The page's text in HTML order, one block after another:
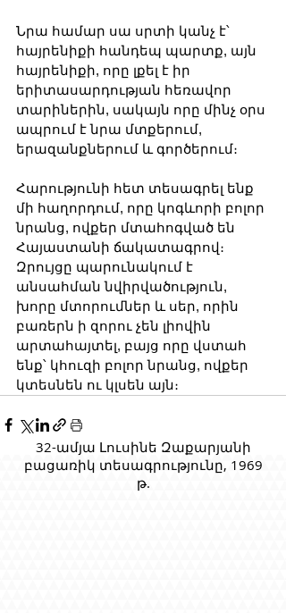
Նրա համար սա սրտի կանչ է՝
հայրենիքի հանդեպ պարտք, այն
հայրենիքի, որը լքել է իր
երիտասարդության հեռավոր
տարիներին, սակայն որը մինչ օրս
ապրում է նրա մտքերում,
երազանքներում և գործերում։
Հարությունի հետ տեսագրել ենք
մի հաղորդում, որը կոգևորի բոլոր
նրանց, ովքեր մտահոգված են
Հայաստանի ճակատագրով։
Զրույցը պարունակում է
անսահման նվիրվածություն,
խորը մտորումներ և սեր, որին
բառերն ի զորու չեն լիովին
արտահայտել, բայց որը վստահ
ենք՝ կհուզի բոլոր նրանց, ովքեր
կտեսնեն ու կլսեն այն։
32-ամյա Լուսինե Զաքարյանի
բացառիկ տեսագրությունը, 1969
թ.